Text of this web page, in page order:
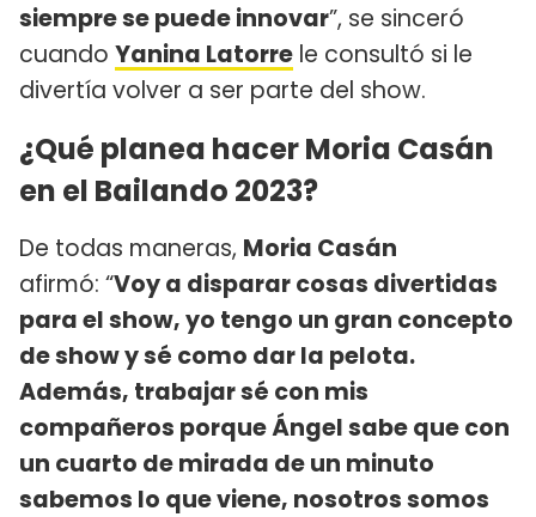
siempre se puede innovar”, se sinceró
cuando Yanina Latorre le consultó si le
divertía volver a ser parte del show.
¿Qué planea hacer Moria Casán
en el Bailando 2023?
De todas maneras, Moria Casán
afirmó: “Voy a disparar cosas divertidas
para el show, yo tengo un gran concepto
de show y sé como dar la pelota.
Además, trabajar sé con mis
compañeros porque Ángel sabe que con
un cuarto de mirada de un minuto
sabemos lo que viene, nosotros somos